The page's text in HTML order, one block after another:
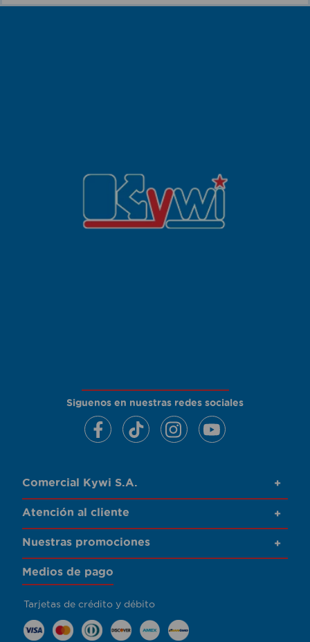
Siguenos en nuestras redes sociales
Comercial Kywi S.A. +
Atención al cliente +
Nuestras promociones +
Medios de pago
Tarjetas de crédito y débito